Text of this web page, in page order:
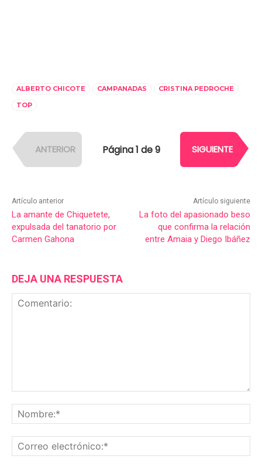
ALBERTO CHICOTE CAMPANADAS
CRISTINA PEDROCHE
TOP
ANTERIOR Página 1 de 9 SIGUIENTE
Artículo anterior
La amante de Chiquetete,
expulsada del tanatorio por
Carmen Gahona
Artículo siguiente
La foto del apasionado beso
que confirma la relación
entre Amaia y Diego Ibáñez
DEJA UNA RESPUESTA